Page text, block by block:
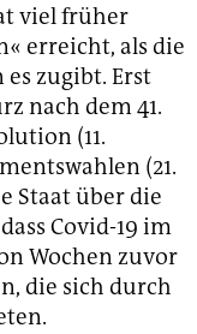
viel früher
erreicht, als die
zugibt. Erst
nach dem 41.
(11.
(21.
Staat über die
Covid-19 im
Wochen zuvor
die sich durch